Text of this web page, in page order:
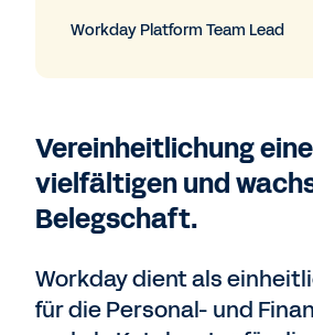
Workday Platform Team Lead
Vereinheitlichung
vielfältigen und
Belegschaft.
Workday dient als
für die Personal- und